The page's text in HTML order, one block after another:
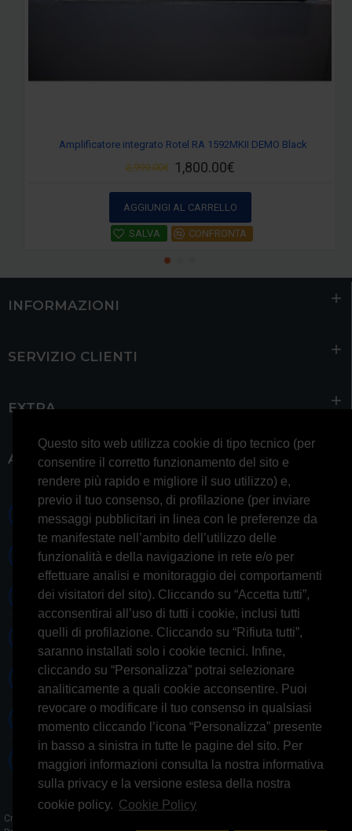
Questo sito web utilizza cookie di tipo tecnico (per
consentire il corretto funzionamento del sito e
rendere più rapido e migliore il suo utilizzo) e,
previo il tuo consenso, di profilazione (per inviare
messaggi pubblicitari in linea con le preferenze da
te manifestate nell’ambito dell’utilizzo delle
funzionalità e della navigazione in rete e/o per
effettuare analisi e monitoraggio dei comportamenti
dei visitatori del sito). Cliccando su “Accetta tutti”,
acconsentirai all’uso di tutti i cookie, inclusi tutti
quelli di profilazione. Cliccando su “Rifiuta tutti”,
saranno installati solo i cookie tecnici. Infine,
cliccando su “Personalizza” potrai selezionare
analiticamente a quali cookie acconsentire. Puoi
revocare o modificare il tuo consenso in qualsiasi
momento cliccando l’icona “Personalizza” presente
in basso a sinistra in tutte le pagine del sito. Per
maggiori informazioni consulta la nostra informativa
sulla privacy e la versione estesa della nostra
cookie policy. Cookie Policy
Amplificatore integrato Rotel RA 1592MKII DEMO Black
1,800.00€
2,999.00€
AGGIUNGI AL CARRELLO
SALVA CONFRONTA
INFORMAZIONI
SERVIZIO CLIENTI
EXTRA
ACCOUNT
0697245677 0697245678
Whatsapp 3314433674
Informazioni generiche
Informazioni commerciali
Informazioni tecniche
Skype
Credits: AGlab.it - © 2026 All rights reserved - Powered by: GFD AUDIO SAS -